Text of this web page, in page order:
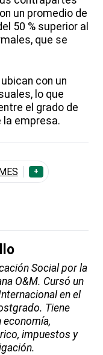
un promedio de
50 % superior al
que se
con un
lo que
el grado de
la empresa.
+
Social por la
O&M. Cursó un
en el
Tiene
impuestos y